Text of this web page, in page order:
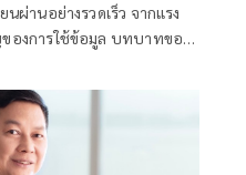
ผ่านอย่างรวดเร็ว จากแรง
องการใช้ข้อมูล บทบาทของ
กาศที่รุนแรงขึ้น ทั้งจาก
ตรูพืช รวมถึงกฎเกณฑ์ด้าน
ดมากขึ้น